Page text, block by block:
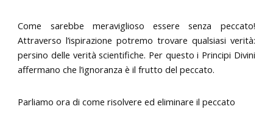
Come sarebbe meraviglioso essere senza peccato!
Attraverso l’ispirazione potremo trovare qualsiasi verità:
persino delle verità scientifiche. Per questo i Principi Divini
affermano che l’ignoranza è il frutto del peccato.
Parliamo ora di come risolvere ed eliminare il peccato